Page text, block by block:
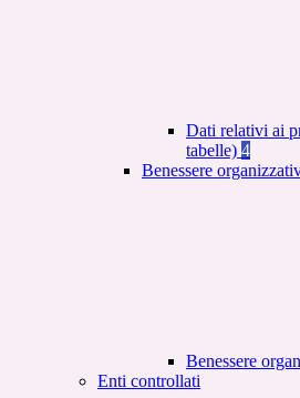
Dati relativi ai
tabelle) 4
Benessere
Benessere
Enti controllati